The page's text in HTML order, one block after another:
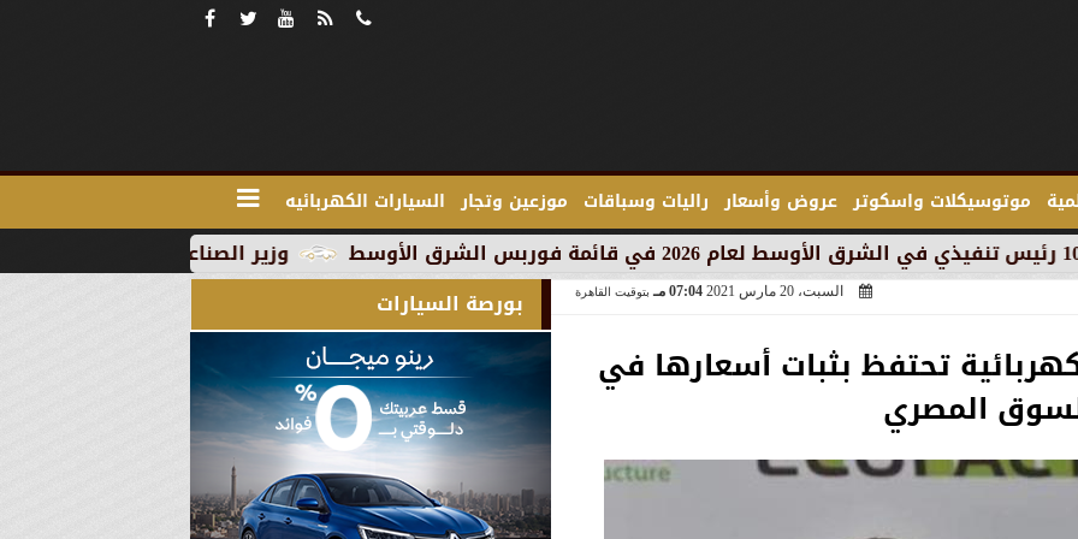
موتوسيكلات واسكوتر عروض وأسعار راليات وسباقات موزعين وتجار السيارات الكهربائيه
وزير الصناعة يبحث مع علماء وخبراء مصر
السبت، 20 مارس 2021 07:04 مـ بتوقيت القاهرة
تحتفظ بثبات أسعارها في
المصري
بورصة السيارات